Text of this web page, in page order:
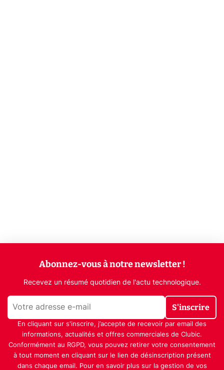
Abonnez-vous à notre newsletter !
Recevez un résumé quotidien de l'actu technologique.
S'inscrire
En cliquant sur s'inscrire, j’accepte de recevoir par email des
informations, actualités et offres commerciales de Clubic.
Conformément au RGPD, vous pouvez retirer votre consentement
à tout moment en cliquant sur le lien de désinscription présent
dans chaque email. Pour en savoir plus sur la gestion de vos